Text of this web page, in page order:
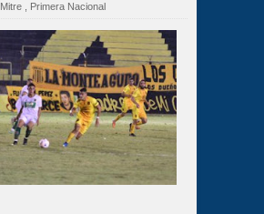
Mitre Primera Nacional